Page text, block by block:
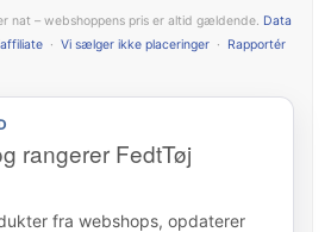
nat – webshoppens pris er altid gældende. Data
· Vi sælger ikke placeringer · Rapportér
rangerer FedtTøj
fra webshops, opdaterer